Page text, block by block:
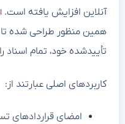
آنلاین افزایش یافته است.
همین منظور طراحی شده تا
تأیید‌شده خود، تمام اسناد
کاربردهای اصلی عبارتند از:
امضای قراردادهای